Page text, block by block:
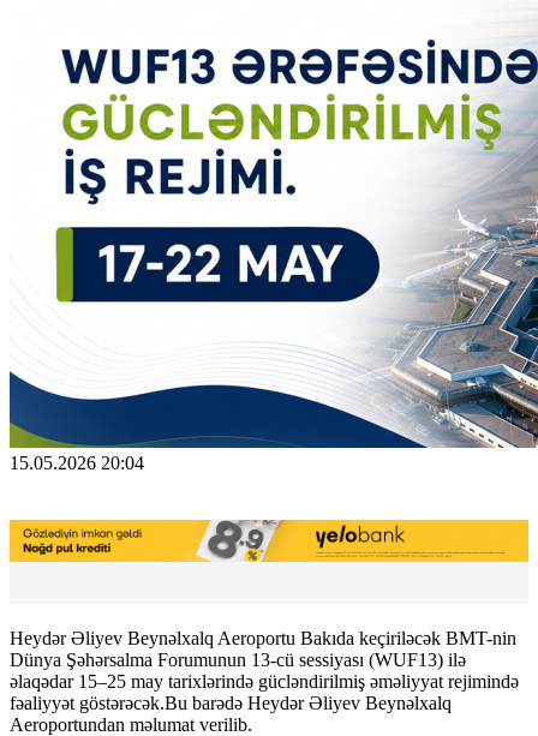
15.05.2026 20:04
Heydər Əliyev Beynəlxalq Aeroportu Bakıda keçiriləcək BMT-nin
Dünya Şəhərsalma Forumunun 13-cü sessiyası (WUF13) ilə
əlaqədar 15–25 may tarixlərində gücləndirilmiş əməliyyat rejimində
fəaliyyət göstərəcək.Bu barədə Heydər Əliyev Beynəlxalq
Aeroportundan məlumat verilib.